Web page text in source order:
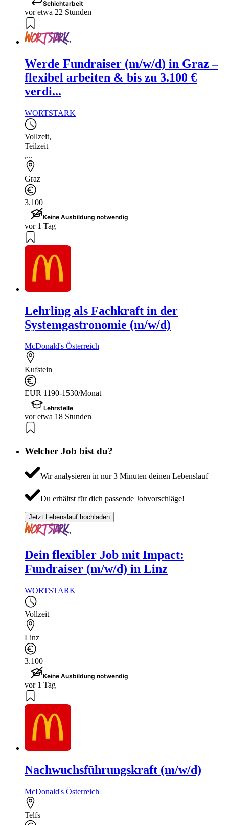
Schichtarbeit
vor etwa 22 Stunden
Werde Fundraiser (m/w/d) in Graz –
flexibel arbeiten & bis zu 3.100 €
verdi...
WORTSTARK
Vollzeit,
Teilzeit
,...
Graz
3.100
Keine Ausbildung notwendig
vor 1 Tag
Lehrling als Fachkraft in der
Systemgastronomie (m/w/d)
McDonald's Österreich
Kufstein
EUR 1190-1530/Monat
Lehrstelle
vor etwa 18 Stunden
Welcher Job bist du?
Wir analysieren in nur 3 Minuten deinen Lebenslauf
Du erhältst für dich passende Jobvorschläge!
Jetzt Lebenslauf hochladen
Dein flexibler Job mit Impact:
Fundraiser (m/w/d) in Linz
WORTSTARK
Vollzeit
Linz
3.100
Keine Ausbildung notwendig
vor 1 Tag
Nachwuchsführungskraft (m/w/d)
McDonald's Österreich
Telfs